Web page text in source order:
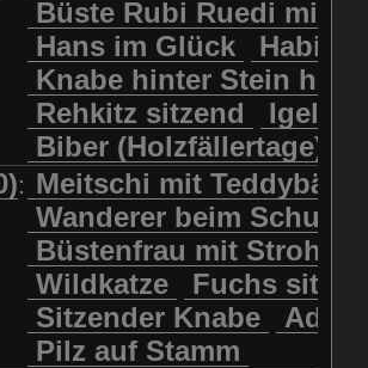
(Rundweg)
mit Teddybär
Risetenmandli
Knabe Tengeler
Wanderer
beim Schuhbinden
Wilde Hilde
Wurzelkind
mit Kalb
Steinbock
Steinmarder
Uhu mit Jungen
Wildkatze
Wolf Ziegenkopf
Büste Rubi Ruedi mit
Hans im Glück
Knabe hinter Stein
Rehkitz sitzend
Igel
Biber (Holzfällertage)
: Meitschi mit Teddybär
Wanderer beim
Büstenfrau mit Strohut
Wildkatze
Fuchs
Sitzender Knabe
Adler
Pilz auf Stamm